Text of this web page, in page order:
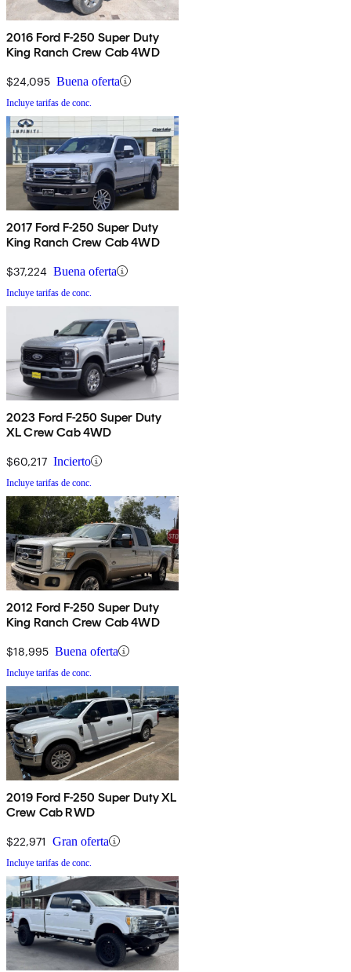
2016 Ford F-250 Super Duty
King Ranch Crew Cab 4WD
$24,095 Buena oferta
Incluye tarifas de conc.
2017 Ford F-250 Super Duty
King Ranch Crew Cab 4WD
$37,224 Buena oferta
Incluye tarifas de conc.
2023 Ford F-250 Super Duty
XL Crew Cab 4WD
$60,217 Incierto
Incluye tarifas de conc.
2012 Ford F-250 Super Duty
King Ranch Crew Cab 4WD
$18,995 Buena oferta
Incluye tarifas de conc.
2019 Ford F-250 Super Duty XL
Crew Cab RWD
$22,971 Gran oferta
Incluye tarifas de conc.